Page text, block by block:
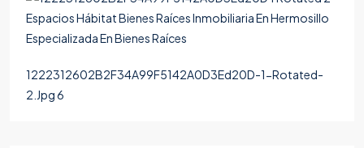
1222312602B2F34A99F5142A0D3Ed20D-1-Rotated-
2.Jpg 6